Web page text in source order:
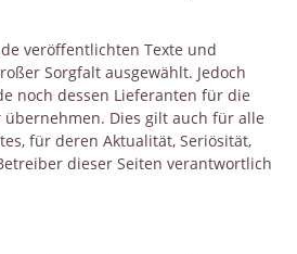
veröffentlichten Texte und
Sorgfalt ausgewählt. Jedoch
noch dessen Lieferanten für die
übernehmen. Dies gilt auch für alle
für deren Aktualität, Seriösität,
dieser Seiten verantwortlich